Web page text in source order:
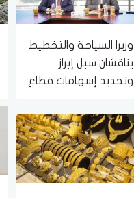
وزيرا السياحة والتخطيط
يناقشان سبل إبراز
وتحديد إسهامات قطاع
القومي